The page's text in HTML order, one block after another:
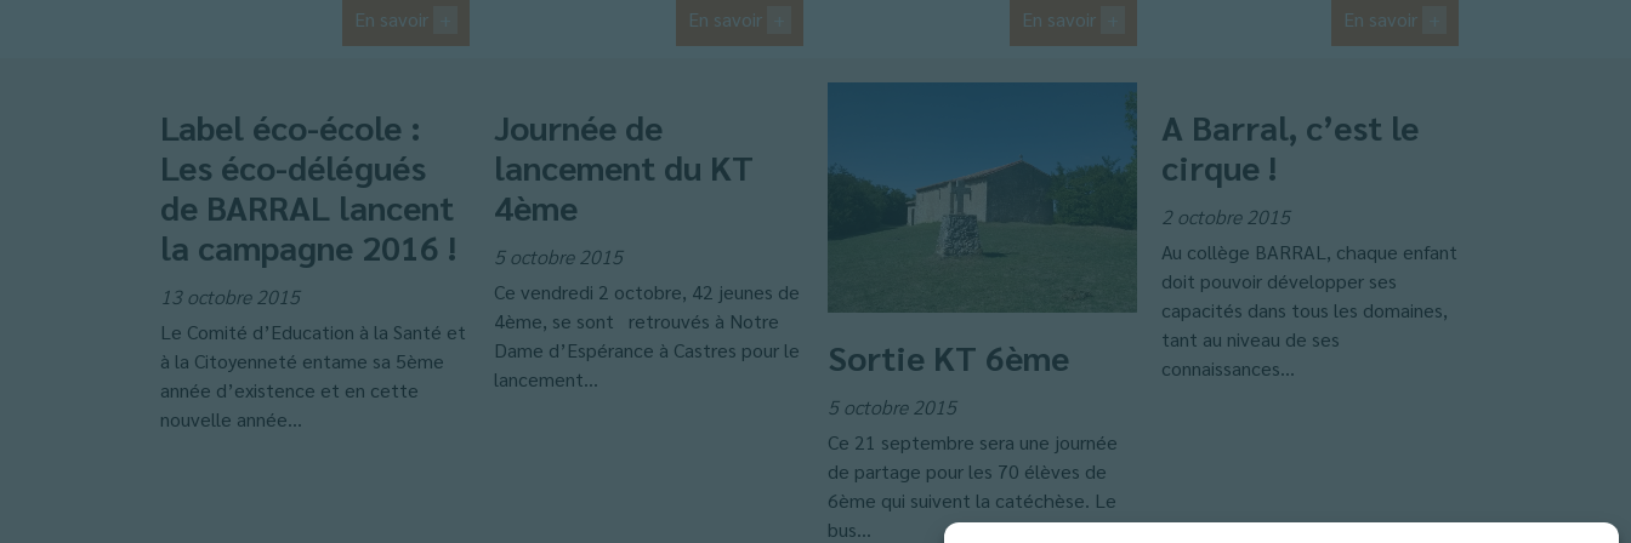
En savoir En savoir En savoir En savoir
Label éco-école :
Les éco-délégués
de BARRAL lancent
la campagne 2016 !
13 octobre 2015
Le Comité d’Education à la Santé et
à la Citoyenneté entame sa 5ème
année d’existence et en cette
nouvelle année...
Journée de
lancement du KT
4ème
5 octobre 2015
Ce vendredi 2 octobre, 42 jeunes de
4ème, se sont retrouvés à Notre
Dame d’Espérance à Castres pour le
lancement...
Sortie KT 6ème
5 octobre 2015
Ce 21 septembre sera une journée
de partage pour les 70 élèves de
6ème qui suivent la catéchèse. Le
bus...
A Barral, c’est le
cirque !
2 octobre 2015
Au collège BARRAL, chaque enfant
doit pouvoir développer ses
capacités dans tous les domaines,
tant au niveau de ses
connaissances...